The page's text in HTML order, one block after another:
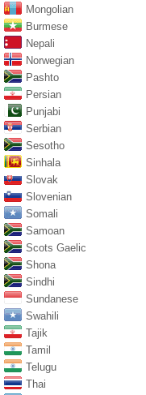
Mongolian
Burmese
Nepali
Norwegian
Pashto
Persian
Punjabi
Serbian
Sesotho
Sinhala
Slovak
Slovenian
Somali
Samoan
Scots Gaelic
Shona
Sindhi
Sundanese
Swahili
Tajik
Tamil
Telugu
Thai